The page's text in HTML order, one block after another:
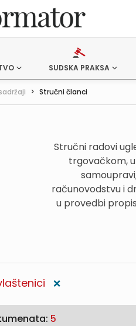
SUDSKA PRAKSA
> Stručni članci
Stručni radovi
trgovačkom,
računovodstvu i
u provedbi
❌
5